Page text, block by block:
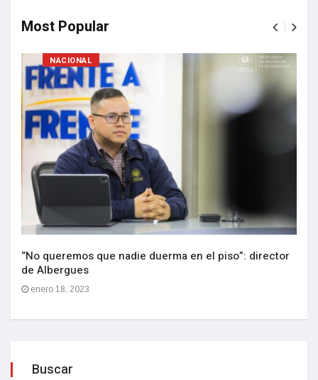
Most Popular
NACIONAL
“No queremos que nadie duerma en el piso”: director
de Albergues
enero 18, 2023
Buscar